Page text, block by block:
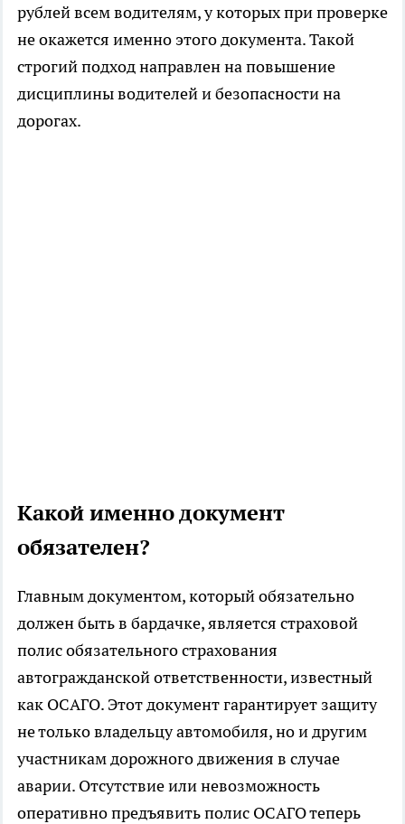
рублей всем водителям, у которых при проверке
не окажется именно этого документа. Такой
строгий подход направлен на повышение
дисциплины водителей и безопасности на
дорогах.
Какой именно документ
обязателен?
Главным документом, который обязательно
должен быть в бардачке, является страховой
полис обязательного страхования
автогражданской ответственности, известный
как ОСАГО. Этот документ гарантирует защиту
не только владельцу автомобиля, но и другим
участникам дорожного движения в случае
аварии. Отсутствие или невозможность
оперативно предъявить полис ОСАГО теперь